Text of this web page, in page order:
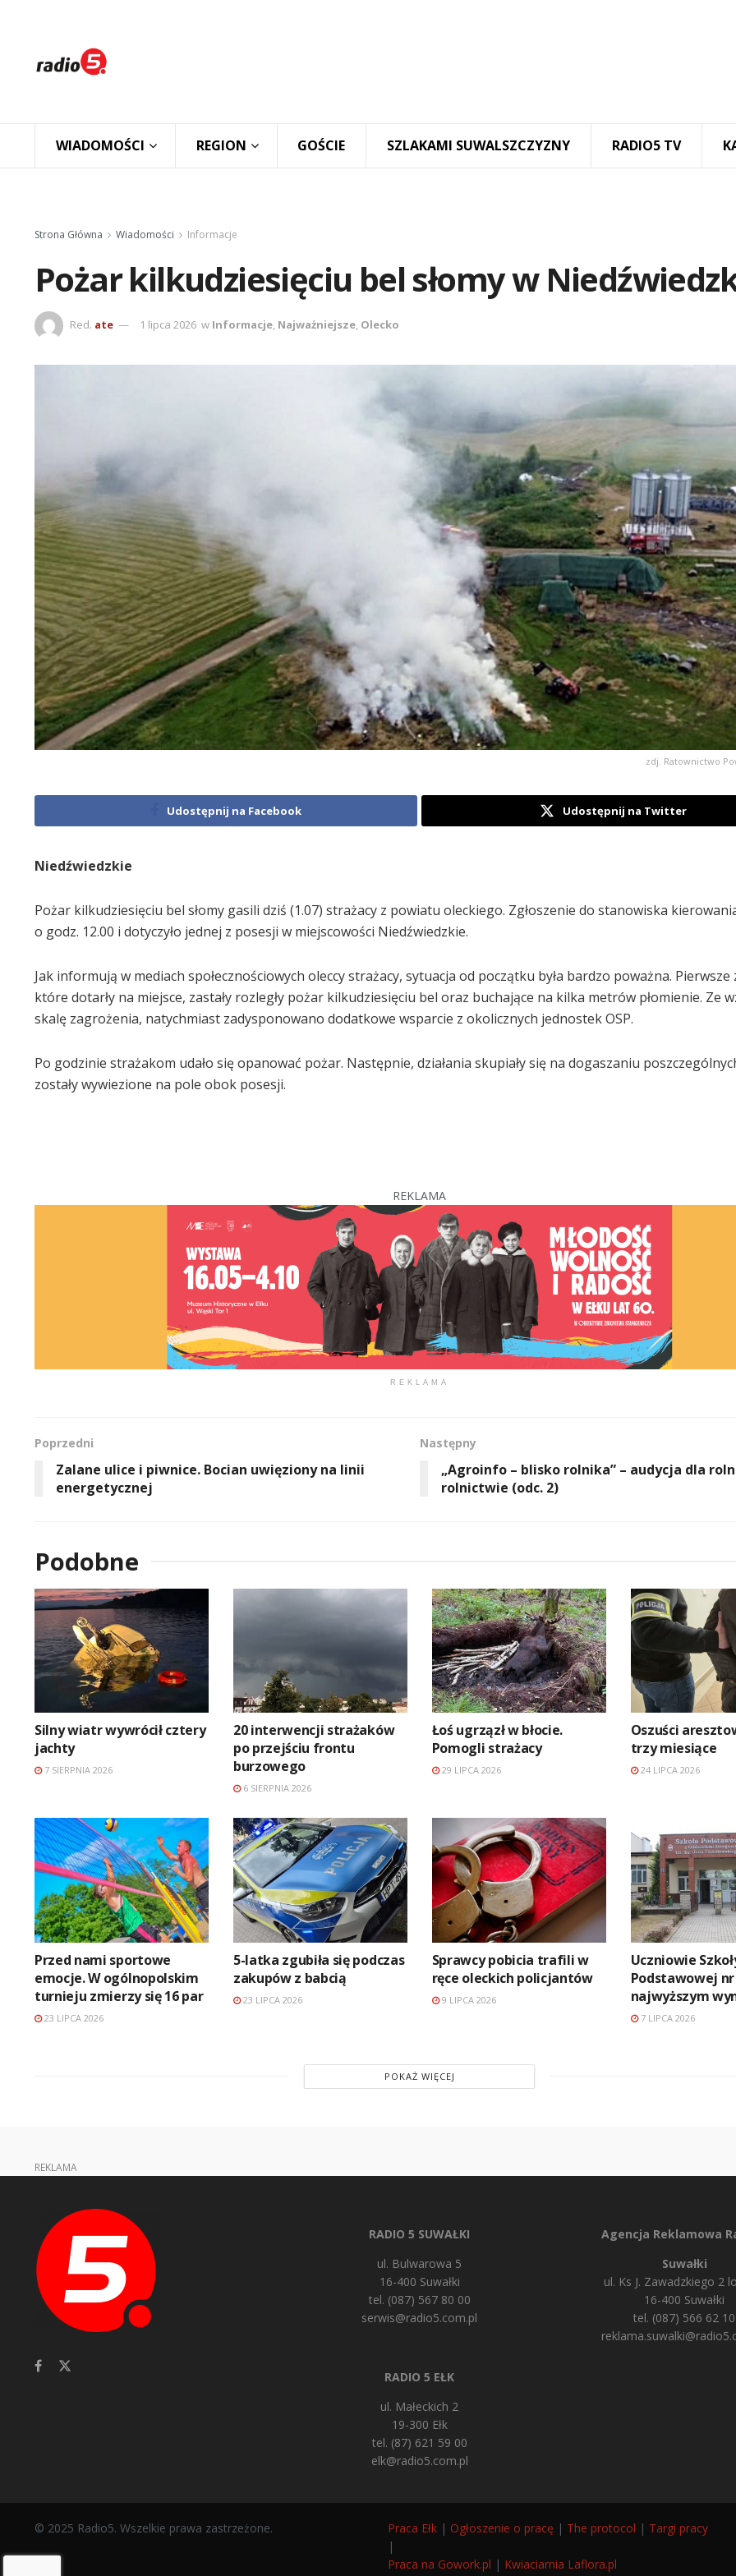
WIADOMOŚCI REGION GOŚCIE SZLAKAMI SUWALSZCZYZNY RADIO5 TV
Strona Główna Wiadomości Informacje
Pożar kilkudziesięciu bel słomy w
Red. ate 1 lipca 2026 w Informacje, Najważniejsze, Olecko
zdj. Ratownictwo
Udostępnij na Facebook Udostępnij na Twitter
Niedźwiedzkie
Pożar kilkudziesięciu bel słomy gasili dziś (1.07) strażacy z powiatu oleckiego. Zgłoszenie do stanowiska
o godz. 12.00 i dotyczyło jednej z posesji w miejscowości Niedźwiedzkie.
Jak informują w mediach społecznościowych oleccy strażacy, sytuacja od początku była bardzo poważna. Pierwsze
które dotarły na miejsce, zastały rozległy pożar kilkudziesięciu bel oraz buchające na kilka metrów płomienie. Ze
skalę zagrożenia, natychmiast zadysponowano dodatkowe wsparcie z okolicznych jednostek OSP.
Po godzinie strażakom udało się opanować pożar. Następnie, działania skupiały się na dogaszaniu
zostały wywiezione na pole obok posesji.
REKLAMA
REKLAMA
Poprzedni
Zalane ulice i piwnice. Bocian uwięziony na linii
energetycznej
Następny
„Agroinfo – blisko rolnika” – audycja dla
rolnictwie (odc. 2)
Podobne
Silny wiatr wywrócił cztery
jachty
7 SIERPNIA 2026
20 interwencji strażaków
po przejściu frontu
burzowego
6 SIERPNIA 2026
Łoś ugrzązł w błocie.
Pomogli strażacy
29 LIPCA 2026
Oszuści
trzy miesiące
24 LIPCA 2026
Przed nami sportowe
emocje. W ogólnopolskim
turnieju zmierzy się 16 par
23 LIPCA 2026
5-latka zgubiła się podczas
zakupów z babcią
23 LIPCA 2026
Sprawcy pobicia trafili w
ręce oleckich policjantów
9 LIPCA 2026
Uczniowie
Podstawowej nr
najwyższym
7 LIPCA 2026
POKAŻ WIĘCEJ
REKLAMA
RADIO 5 SUWAŁKI
ul. Bulwarowa 5
16-400 Suwałki
tel. (087) 567 80 00
serwis@radio5.com.pl
RADIO 5 EŁK
ul. Małeckich 2
19-300 Ełk
tel. (87) 621 59 00
elk@radio5.com.pl
Agencja Reklamowa
Suwałki
ul. Ks J. Zawadzkiego 2
16-400 Suwałki
tel. (087) 566 62 10
© 2025 Radio5. Wszelkie prawa zastrzeżone. Praca Ełk | Ogłoszenie o pracę | The protocol | Targi pracy
|
Praca na Gowork.pl | Kwiaciarnia Laflora.pl